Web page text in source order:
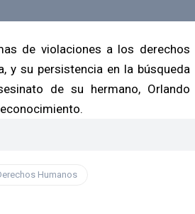
de violaciones a los derechos
y su persistencia en la búsqueda
de su hermano, Orlando
Humanos